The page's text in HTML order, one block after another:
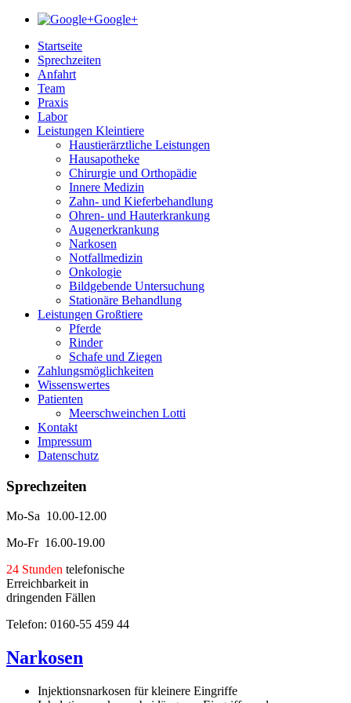
Google+
Startseite
Sprechzeiten
Anfahrt
Team
Praxis
Labor
Leistungen Kleintiere
Haustierärztliche Leistungen
Hausapotheke
Chirurgie und Orthopädie
Innere Medizin
Zahn- und Kieferbehandlung
Ohren- und Hauterkrankung
Augenerkrankung
Narkosen
Notfallmedizin
Onkologie
Bildgebende Untersuchung
Stationäre Behandlung
Leistungen Großtiere
Pferde
Rinder
Schafe und Ziegen
Zahlungsmöglichkeiten
Wissenswertes
Patienten
Meerschweinchen Lotti
Kontakt
Impressum
Datenschutz
Sprechzeiten
Mo-Sa 10.00-12.00
Mo-Fr 16.00-19.00
24 Stunden telefonische
Erreichbarkeit in
dringenden Fällen
Telefon: 0160-55 459 44
Narkosen
Injektionsnarkosen für kleinere Eingriffe